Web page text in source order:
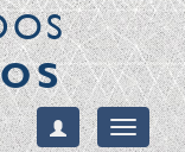
Toggle